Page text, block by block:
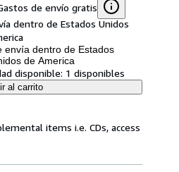
de envío gratis
dentro de Estados Unidos
envía dentro de Estados
de America
disponible: 1 disponibles
al carrito
items i.e. CDs, access